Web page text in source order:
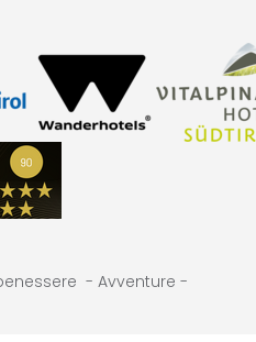
- Avventure -